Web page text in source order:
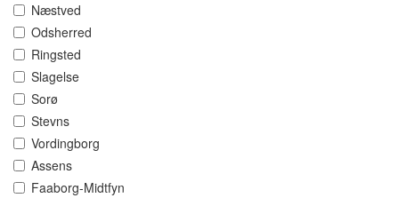
Næstved
Odsherred
Ringsted
Slagelse
Sorø
Stevns
Vordingborg
Assens
Faaborg-Midtfyn